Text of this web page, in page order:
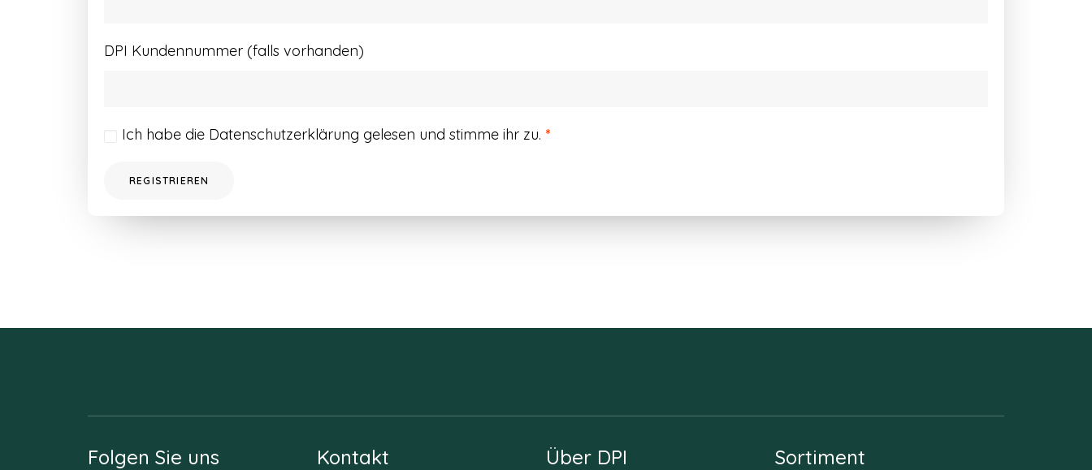
DPI Kundennummer (falls vorhanden)
Ich habe die Datenschutzerklärung gelesen und stimme ihr zu. *
REGISTRIEREN
Folgen Sie uns Kontakt Über DPI Sortiment